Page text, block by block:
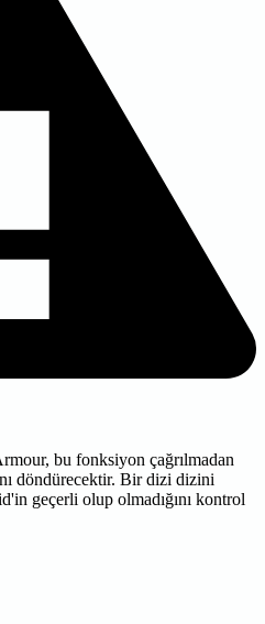
bu fonksiyon çağrılmadan
döndürecektir. Bir dizi dizini
geçerli olup olmadığını kontrol